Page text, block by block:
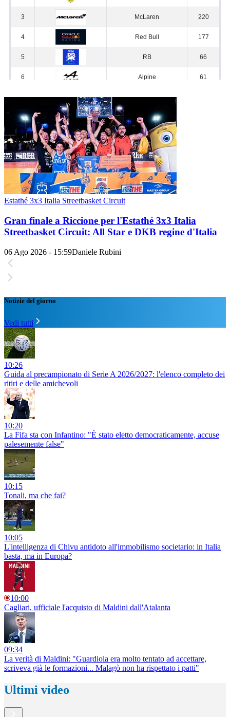
Estathé 3x3 Italia Streetbasket Circuit
Gran finale a Riccione per l'Estathé 3x3 Italia
Streetbasket Circuit: All Star e DKB regine d'Italia
06 Ago 2026 - 15:59Daniele Rubini
Notizie del giorno
Vedi tutti
10:26
Guida al precampionato di Serie A 2026/2027: l'elenco completo dei
ritiri e delle amichevoli
10:20
La Fifa sta con Infantino: "È stato eletto democraticamente, accuse
palesemente false"
10:15
Tonali, ma che fai?
10:05
L'intelligenza di Chivu antidoto all'immobilismo societario: in Italia
basta, ma in Europa?
10:00
Cagliari, ufficiale l'acquisto di Maldini dall'Atalanta
09:34
La verità di Maldini: "Guardiola era molto tentato ad accettare,
scriveva già le formazioni... Malagò non ha rispettato i patti"
Ultimi video